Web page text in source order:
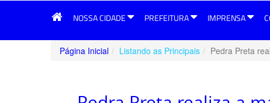
NOSSA CIDADE PREFEITURA IMPRENSA
Página Inicial Listando as Principais Pedra Preta